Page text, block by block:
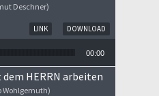
Deschner)
DOWNLOAD
LINK
00:00
HERRN arbeiten
Wohlgemuth)